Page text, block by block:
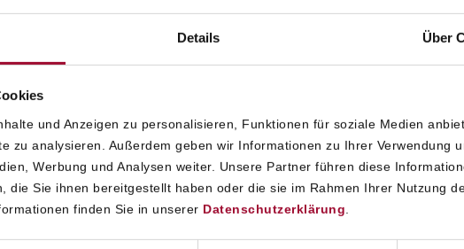
Details Über
und Anzeigen zu personalisieren, Funktionen für soziale Medien
zu analysieren. Außerdem geben wir Informationen zu Ihrer Verwendung
Werbung und Analysen weiter. Unsere Partner führen diese
die Sie ihnen bereitgestellt haben oder die sie im Rahmen Ihrer Nutzung
finden Sie in unserer Datenschutzerklärung